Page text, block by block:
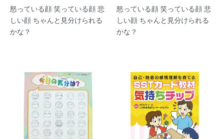
怒っている顔 笑っている顔 悲
しい顔 ちゃんと見分けられる
かな？
怒っている顔 笑っている顔 悲
しい顔 ちゃんと見分けられる
かな？